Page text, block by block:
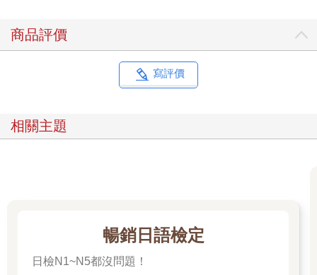
商品評價
寫評價
相關主題
暢銷日語檢定
日檢N1~N5都沒問題！